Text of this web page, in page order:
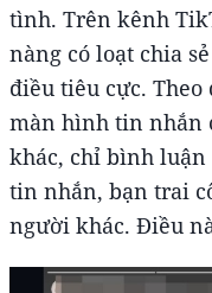
tình. Trên kênh
nàng có loạt chia
điều tiêu cực.
màn hình tin nhắn
khác, chỉ bình luận
tin nhắn, bạn trai
người khác. Điều